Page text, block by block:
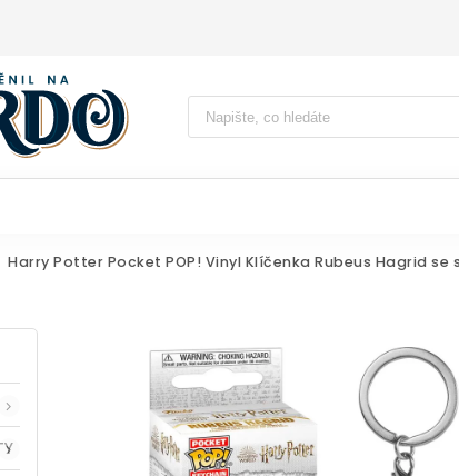
Vyhledávání
Harry Potter Pocket POP! Vinyl Klíčenka Rubeus Hagrid se